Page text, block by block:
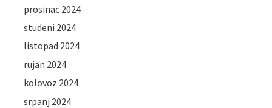
prosinac 2024
studeni 2024
listopad 2024
rujan 2024
kolovoz 2024
srpanj 2024